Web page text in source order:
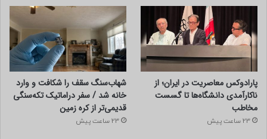
پارادوکس معاصریت در ایران؛ از
ناکارآمدی دانشگاه‌ها تا گسست
مخاطب
23 ساعت پیش
شهاب‌سنگ سقف را شکافت و وارد
خانه شد / سفر دراماتیک تکه‌سنگی
قدیمی‌تر از کره زمین
23 ساعت پیش